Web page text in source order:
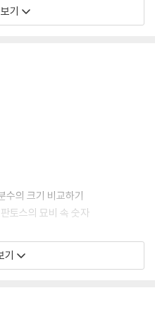
클베리 핀과 한밤중 공동묘지에
나온다는 집에서 보물을 추적하
정확히 구해야 하는 순간마다 분
다. 주인공들과 함께 문제를 차
비인 ‘분수와 소수의 계산’도 어
니다.
기
수의 크기 비교하기
토스의 묘비 속 숫자
기